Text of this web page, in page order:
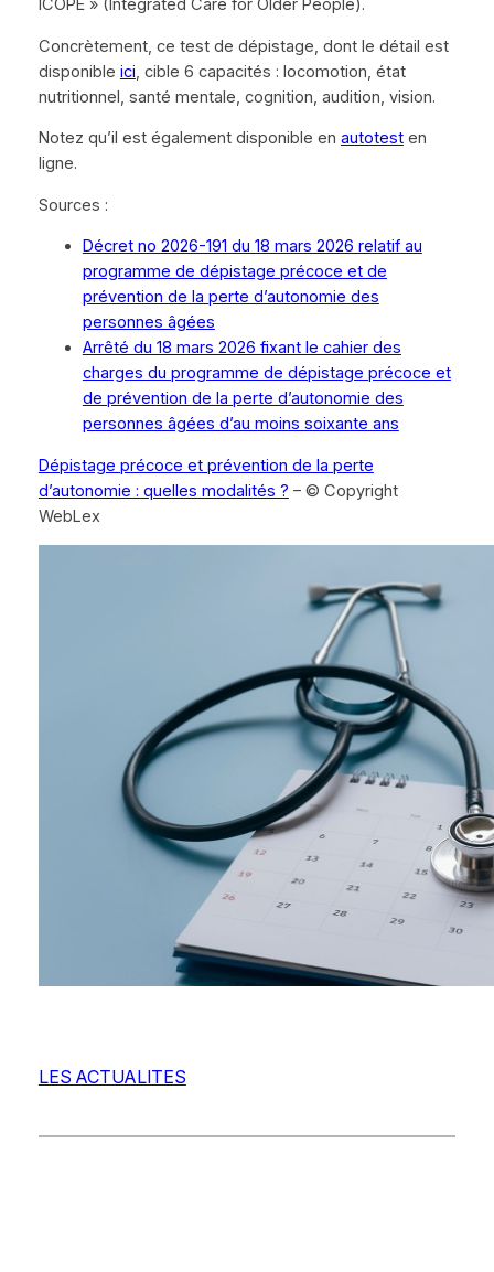
ICOPE » (Integrated Care for Older People).
Concrètement, ce test de dépistage, dont le détail est
disponible ici , cible 6 capacités : locomotion, état
nutritionnel, santé mentale, cognition, audition, vision.
Notez qu’il est également disponible en autotesten
ligne.
Sources :
Décret no 2026-191 du 18 mars 2026 relatif au
programme de dépistage précoce et de
prévention de la perte d’autonomie des
personnes âgées
Arrêté du 18 mars 2026 fixant le cahier des
charges du programme de dépistage précoce et
de prévention de la perte d’autonomie des
personnes âgées d’au moins soixante ans
Dépistage précoce et prévention de la perte
d’autonomie : quelles modalités ? – © Copyright
WebLex
LES ACTUALITES